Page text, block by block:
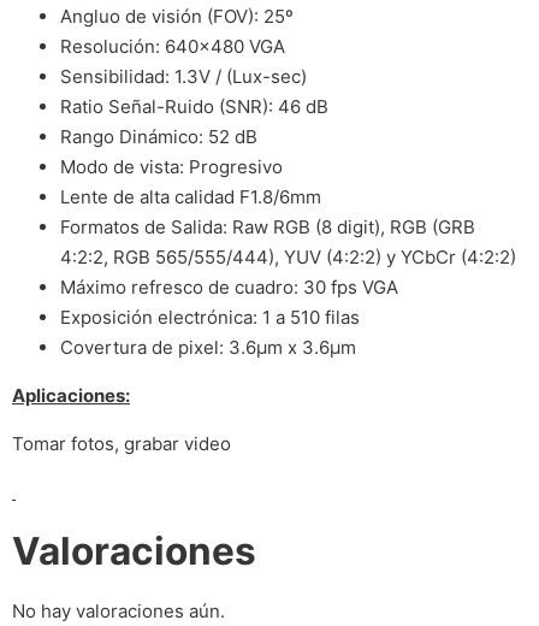
Angluo de visión (FOV): 25º
Resolución: 640×480 VGA
Sensibilidad: 1.3V / (Lux-sec)
Ratio Señal-Ruido (SNR): 46 dB
Rango Dinámico: 52 dB
Modo de vista: Progresivo
Lente de alta calidad F1.8/6mm
Formatos de Salida: Raw RGB (8 digit), RGB (GRB
4:2:2, RGB 565/555/444), YUV (4:2:2) y YCbCr (4:2:2)
Máximo refresco de cuadro: 30 fps VGA
Exposición electrónica: 1 a 510 filas
Covertura de pixel: 3.6μm x 3.6μm
Aplicaciones:
Tomar fotos, grabar video
Valoraciones
No hay valoraciones aún.